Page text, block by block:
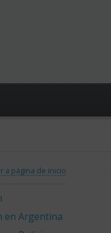
a página de inicio
en Argentina